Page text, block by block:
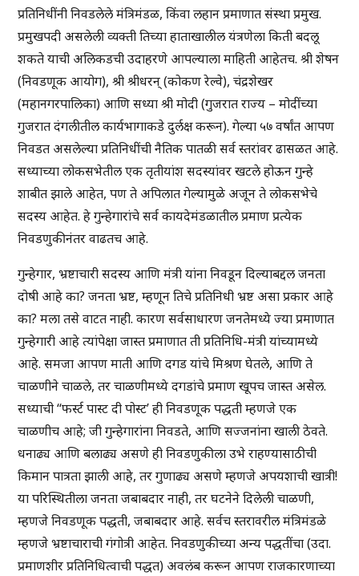
प्रतिनिधींनी निवडलेले मंत्रिमंडळ, किंवा लहान प्रमाणात संस्था प्रमुख.
प्रमुखपदी असलेली व्यक्ती तिच्या हाताखालील यंत्रणेला किती बदलू
शकते याची अलिकडची उदाहरणे आपल्याला माहिती आहेतच. श्री शेषन
(निवडणूक आयोग), श्री श्रीधरन् (कोकण रेल्वे), चंद्रशेखर
(महानगरपालिका) आणि सध्या श्री मोदी (गुजरात राज्य – मोदींच्या
गुजरात दंगलीतील कार्यभागाकडे दुर्लक्ष करून). गेल्या ५७ वर्षांत आपण
निवडत असलेल्या प्रतिनिधींची नैतिक पातळी सर्व स्तरांवर ढासळत आहे.
सध्याच्या लोकसभेतील एक तृतीयांश सदस्यांवर खटले होऊन गुन्हे
शाबीत झाले आहेत, पण ते अपिलात गेल्यामुळे अजून ते लोकसभेचे
सदस्य आहेत. हे गुन्हेगारांचे सर्व कायदेमंडळातील प्रमाण प्रत्येक
निवडणुकीनंतर वाढतच आहे.
गुन्हेगार, भ्रष्टाचारी सदस्य आणि मंत्री यांना निवडून दिल्याबद्दल जनता
दोषी आहे का? जनता भ्रष्ट, म्हणून तिचे प्रतिनिधी भ्रष्ट असा प्रकार आहे
का? मला तसे वाटत नाही. कारण सर्वसाधारण जनतेमध्ये ज्या प्रमाणात
गुन्हेगारी आहे त्यांपेक्षा जास्त प्रमाणात ती प्रतिनिधि-मंत्री यांच्यामध्ये
आहे. समजा आपण माती आणि दगड यांचे मिश्रण घेतले, आणि ते
चाळणीने चाळले, तर चाळणीमध्ये दगडांचे प्रमाण खूपच जास्त असेल.
सध्याची “फर्स्ट पास्ट दी पोस्ट’ ही निवडणूक पद्धती म्हणजे एक
चाळणीच आहे; जी गुन्हेगारांना निवडते, आणि सज्जनांना खाली ठेवते.
धनाढ्य आणि बलाढ्य असणे ही निवडणुकीला उभे राहण्यासाठीची
किमान पात्रता झाली आहे, तर गुणाढ्य असणे म्हणजे अपयशाची खात्री!
या परिस्थितीला जनता जबाबदार नाही, तर घटनेने दिलेली चाळणी,
म्हणजे निवडणूक पद्धती, जबाबदार आहे. सर्वच स्तरावरील मंत्रिमंडळे
म्हणजे भ्रष्टाचाराची गंगोत्री आहेत. निवडणुकीच्या अन्य पद्धतींचा (उदा.
प्रमाणशीर प्रतिनिधित्वाची पद्धत) अवलंब करून आपण राजकारणाच्या